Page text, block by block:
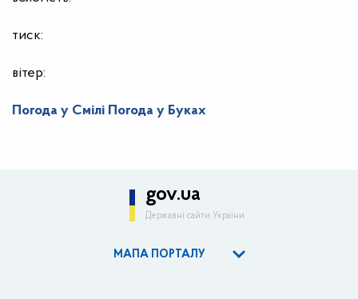
тиск:
вітер:
Погода у Смілі Погода у Буках
gov.ua
Державні сайти України
МАПА ПОРТАЛУ